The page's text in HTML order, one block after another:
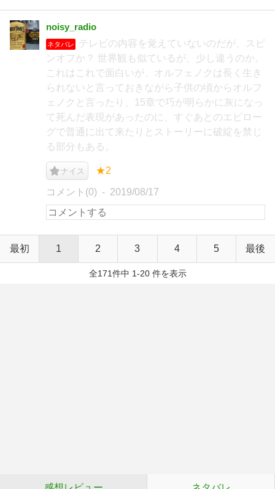
noisy_radio
ネタバレ
テレビの内容を覚えていないのだが、スピ
ンオフか？ 世界観も似ているが、少し違うのか。
これはこれで面白いが、オルフェノクは長く生き
られないと言っておきながら子供の頃からオルフ
ェノクと言ったり、15章で巧が明らかに灰になっ
て死んだ表現があったのに、すぐあとのエピロー
グで普通に出て来たりとストーリーに破綻を禁じ
る部分もある。
ナイス ★2
コメント(0) 2019/08/17
最初 1 2 3 4 5 最後
全171件中 1-20 件を表示